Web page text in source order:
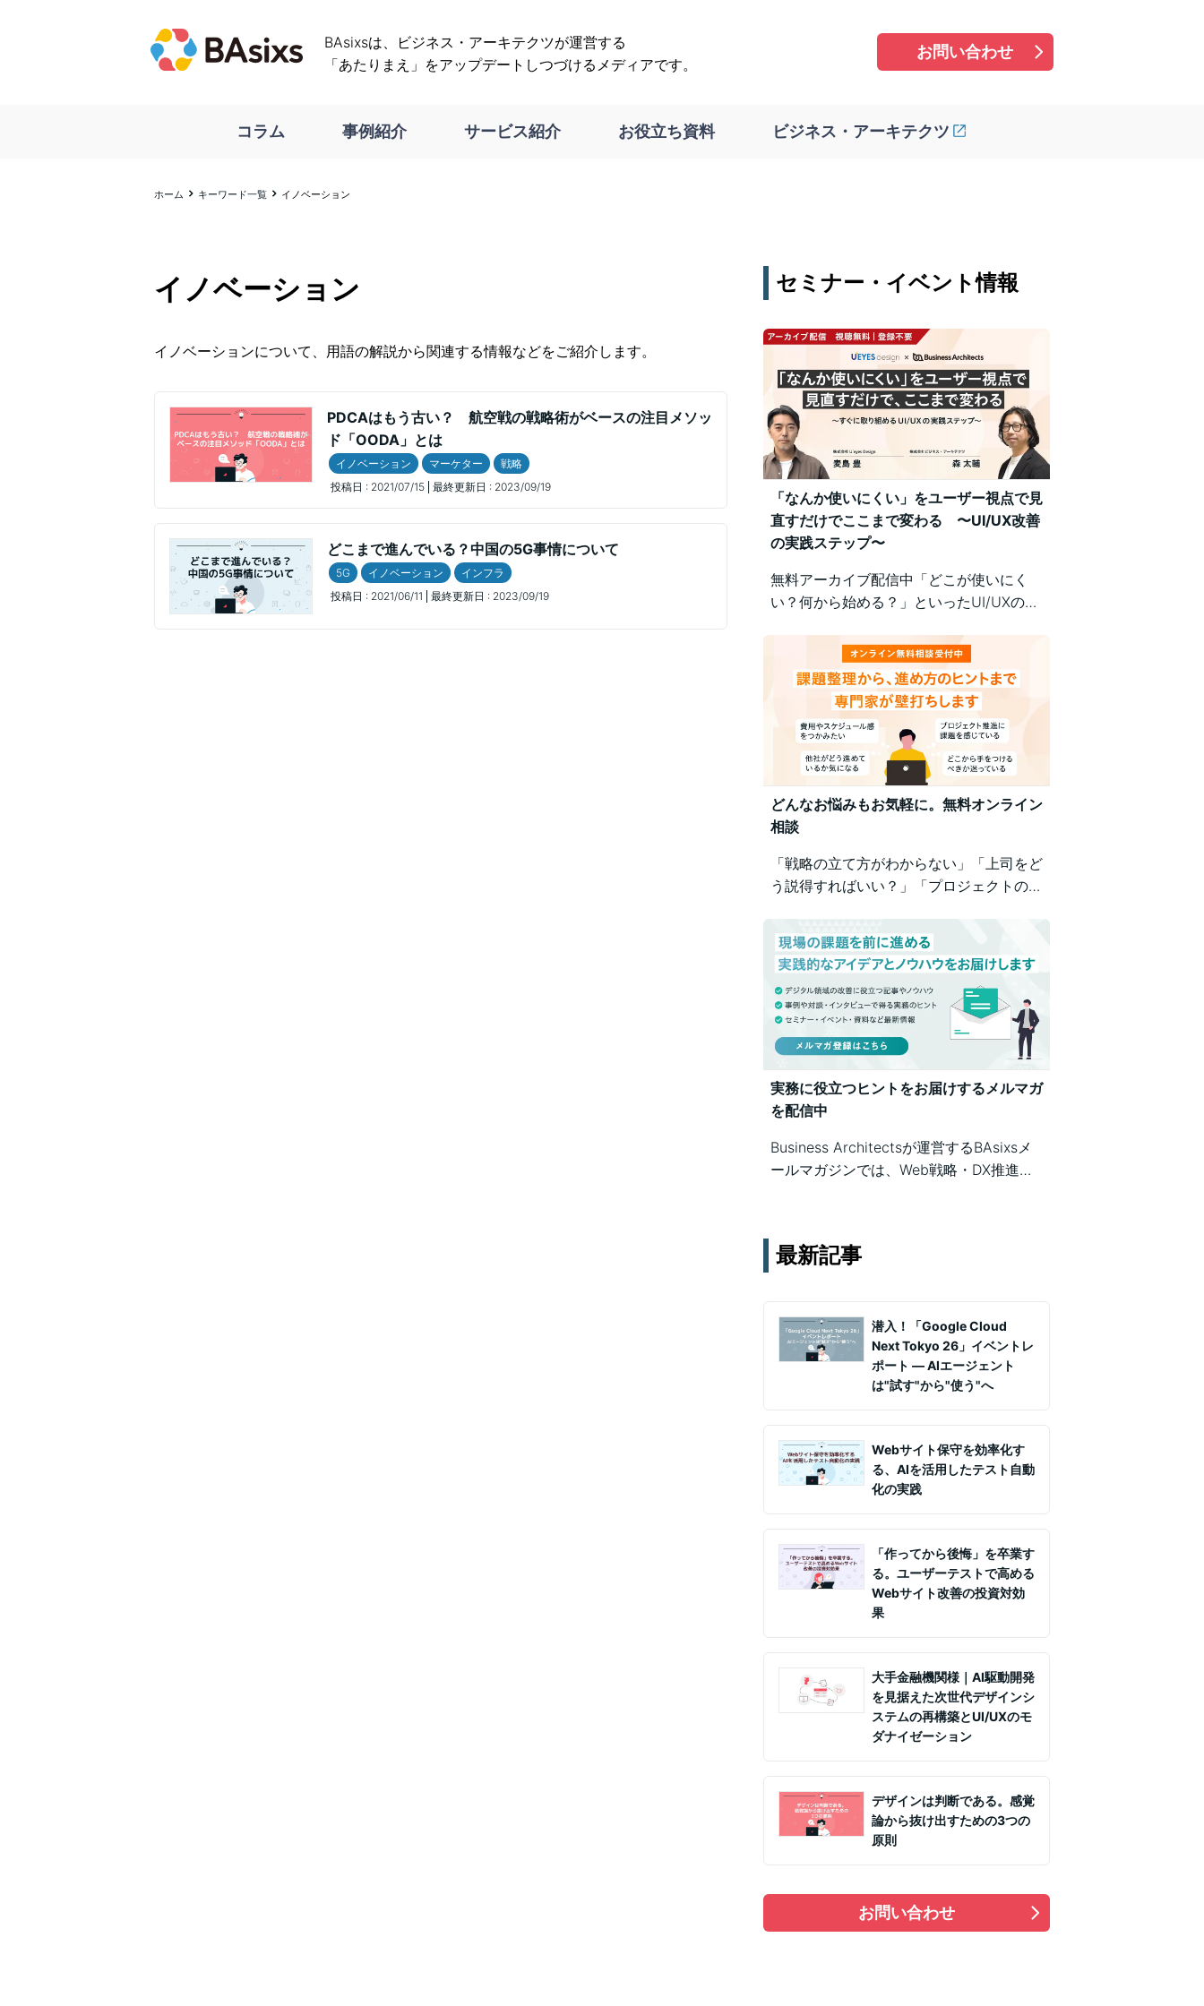
BAsixsは、ビジネス・アーキテクツが運営する
「あたりまえ」をアップデートしつづけるメディアです。
お問い合わせ
コラム 事例紹介 サービス紹介 お役立ち資料 ビジネス・アーキテクツ
ホーム キーワード一覧 イノベーション
イノベーション
イノベーションについて、用語の解説から関連する情報などをご紹介します。
PDCAはもう古い？ 航空戦の戦略術がベースの注目メソッ
ド「OODA」とは
イノベーション マーケター
戦略
投稿日 : 2021/07/15 最終更新日 : 2023/09/19
どこまで進んでいる？中国の5G事情について
5G イノベーション
インフラ
投稿日 : 2021/06/11 最終更新日 : 2023/09/19
セミナー・イベント情報
「なんか使いにくい」をユーザー視点で見
直すだけでここまで変わる 〜UI/UX改善
の実践ステップ〜
無料アーカイブ配信中「どこが使いにく
い？何から始める？」といったUI/UXの悩
視点の改善ポイントで解決！組織内の意識
差に悩む方にもおすすめの実践型セミナー
です。
どんなお悩みもお気軽に。無料オンライン
相談
「戦略の立て方がわからない」「上司をど
う説得すればいい？」「プロジェクトの進
Business Architectsが、戦略から運用ま
で幅広くご相談を承ります。
実務に役立つヒントをお届けするメルマガ
を配信中
Business Architectsが運営するBAsixsメ
ールマガジンでは、Web戦略・DX推進・
通じて課題解決を支援します。
最新記事
潜入！「Google Cloud
Next Tokyo 26」イベントレ
ポート ― AIエージェント
は"試す"から"使う"へ
Webサイト保守を効率化す
る、AIを活用したテスト自動
化の実践
「作ってから後悔」を卒業す
る。ユーザーテストで高める
Webサイト改善の投資対効
果
大手金融機関様｜AI駆動開発
を見据えた次世代デザインシ
ステムの再構築とUI/UXのモ
ダナイゼーション
デザインは判断である。感覚
論から抜け出すための3つの
原則
お問い合わせ